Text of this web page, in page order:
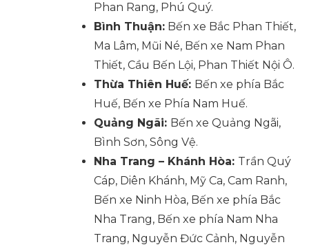
Phan Rang, Phú Quý.
Bình Thuận: Bến xe Bắc Phan Thiết,
Ma Lâm, Mũi Né, Bến xe Nam Phan
Thiết, Cầu Bến Lội, Phan Thiết Nội Ô.
Thừa Thiên Huế: Bến xe phía Bắc
Huế, Bến xe Phía Nam Huế.
Quảng Ngãi: Bến xe Quảng Ngãi,
Bình Sơn, Sông Vệ.
Nha Trang – Khánh Hòa: Trần Quý
Cáp, Diên Khánh, Mỹ Ca, Cam Ranh,
Bến xe Ninh Hòa, Bến xe phía Bắc
Nha Trang, Bến xe phía Nam Nha
Trang, Nguyễn Đức Cảnh, Nguyễn